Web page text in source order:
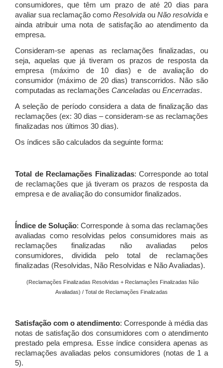
consumidores, que têm um prazo de até 20 dias para
avaliar sua reclamação como Resolvida ou Não resolvida e
ainda atribuir uma nota de satisfação ao atendimento da
empresa.
Consideram-se apenas as reclamações finalizadas, ou
seja, aquelas que já tiveram os prazos de resposta da
empresa (máximo de 10 dias) e de avaliação do
consumidor (máximo de 20 dias) transcorridos. Não são
computadas as reclamações Canceladas ou Encerradas.
A seleção de período considera a data de finalização das
reclamações (ex: 30 dias – consideram-se as reclamações
finalizadas nos últimos 30 dias).
Os índices são calculados da seguinte forma:
Total de Reclamações Finalizadas: Corresponde ao total
de reclamações que já tiveram os prazos de resposta da
empresa e de avaliação do consumidor finalizados.
Índice de Solução: Corresponde à soma das reclamações
avaliadas como resolvidas pelos consumidores mais as
reclamações finalizadas não avaliadas pelos
consumidores, dividida pelo total de reclamações
finalizadas (Resolvidas, Não Resolvidas e Não Avaliadas).
(Reclamações Finalizadas Resolvidas + Reclamações Finalizadas Não
Avaliadas) / Total de Reclamações Finalizadas
Satisfação com o atendimento: Corresponde à média das
notas de satisfação dos consumidores com o atendimento
prestado pela empresa. Esse índice considera apenas as
reclamações avaliadas pelos consumidores (notas de 1 a
5).